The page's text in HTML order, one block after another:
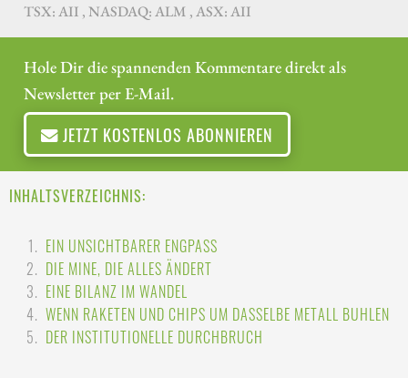
TSX: AII , NASDAQ: ALM , ASX: AII
Hole Dir die spannenden Kommentare direkt als
Newsletter per E-Mail.
JETZT KOSTENLOS ABONNIEREN
INHALTSVERZEICHNIS:
EIN UNSICHTBARER ENGPASS
DIE MINE, DIE ALLES ÄNDERT
EINE BILANZ IM WANDEL
WENN RAKETEN UND CHIPS UM DASSELBE METALL BUHLEN
DER INSTITUTIONELLE DURCHBRUCH